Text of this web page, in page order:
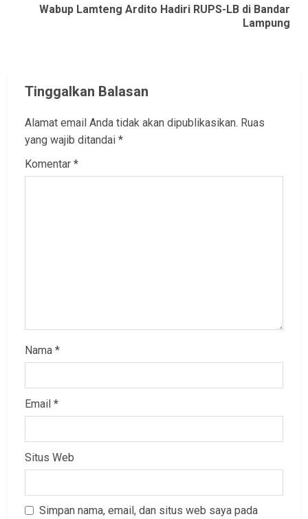
NextWabup Lamteng Ardito Hadiri RUPS-LB di Bandar
Lampung
Tinggalkan Balasan
Alamat email Anda tidak akan dipublikasikan. Ruas
yang wajib ditandai *
Komentar *
Nama *
Email *
Situs Web
Simpan nama, email, dan situs web saya pada